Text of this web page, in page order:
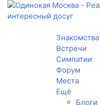
Toggle navigation
Знакомства
Встречи
Симпатии
Форум
Места
Ещё
Блоги